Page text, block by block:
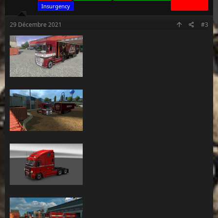
s
Insurgency
29 Décembre 2021 #3